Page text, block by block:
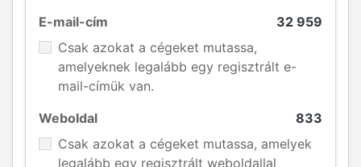
E-mail-cím
32 959
Csak azokat a cégeket mutassa,
amelyeknek legalább egy regisztrált e-
mail-címük van.
Weboldal
833
Csak azokat a cégeket mutassa, amelyek
legalább egy regisztrált weboldallal